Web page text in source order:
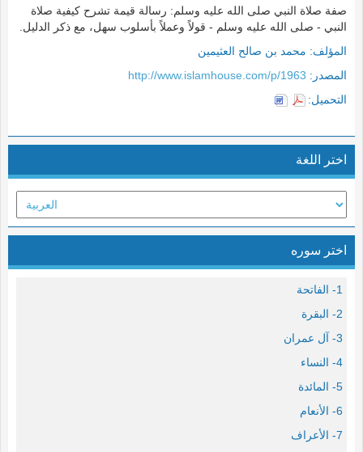
صفة صلاة النبي صلى الله عليه وسلم: رسالة قيمة تشرح كيفية صلاة
النبي - صلى الله عليه وسلم - قولاً وعملاً بأسلوب سهل، مع ذكر الدليل.
المؤلف: محمد بن صالح العثيمين
المصدر: http://www.islamhouse.com/p/1963
التحميل:
اختر اللغة
اختر سوره
1- الفاتحة
2- البقرة
3- آل عمران
4- النساء
5- المائدة
6- الأنعام
7- الأعراف